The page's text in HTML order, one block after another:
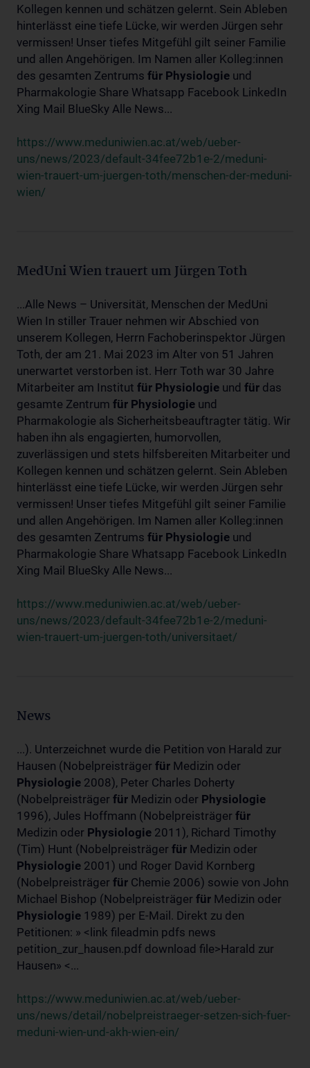
Kollegen kennen und schätzen gelernt. Sein Ableben
hinterlässt eine tiefe Lücke, wir werden Jürgen sehr
vermissen! Unser tiefes Mitgefühl gilt seiner Familie
und allen Angehörigen. Im Namen aller Kolleg:innen
des gesamten Zentrums für Physiologie und
Pharmakologie Share Whatsapp Facebook LinkedIn
Xing Mail BlueSky Alle News...
https://www.meduniwien.ac.at/web/ueber-
uns/news/2023/default-34fee72b1e-2/meduni-
wien-trauert-um-juergen-toth/menschen-der-meduni-
wien/
MedUni Wien trauert um Jürgen Toth
...Alle News – Universität, Menschen der MedUni
Wien In stiller Trauer nehmen wir Abschied von
unserem Kollegen, Herrn Fachoberinspektor Jürgen
Toth, der am 21. Mai 2023 im Alter von 51 Jahren
unerwartet verstorben ist. Herr Toth war 30 Jahre
Mitarbeiter am Institut für Physiologie und für das
gesamte Zentrum für Physiologie und
Pharmakologie als Sicherheitsbeauftragter tätig. Wir
haben ihn als engagierten, humorvollen,
zuverlässigen und stets hilfsbereiten Mitarbeiter und
Kollegen kennen und schätzen gelernt. Sein Ableben
hinterlässt eine tiefe Lücke, wir werden Jürgen sehr
vermissen! Unser tiefes Mitgefühl gilt seiner Familie
und allen Angehörigen. Im Namen aller Kolleg:innen
des gesamten Zentrums für Physiologie und
Pharmakologie Share Whatsapp Facebook LinkedIn
Xing Mail BlueSky Alle News...
https://www.meduniwien.ac.at/web/ueber-
uns/news/2023/default-34fee72b1e-2/meduni-
wien-trauert-um-juergen-toth/universitaet/
News
...). Unterzeichnet wurde die Petition von Harald zur
Hausen (Nobelpreisträger für Medizin oder
Physiologie 2008), Peter Charles Doherty
(Nobelpreisträger für Medizin oder Physiologie
1996), Jules Hoffmann (Nobelpreisträger für
Medizin oder Physiologie 2011), Richard Timothy
(Tim) Hunt (Nobelpreisträger für Medizin oder
Physiologie 2001) und Roger David Kornberg
(Nobelpreisträger für Chemie 2006) sowie von John
Michael Bishop (Nobelpreisträger für Medizin oder
Physiologie 1989) per E-Mail. Direkt zu den
Petitionen: » <link fileadmin pdfs news
petition_zur_hausen.pdf download file>Harald zur
Hausen» <...
https://www.meduniwien.ac.at/web/ueber-
uns/news/detail/nobelpreistraeger-setzen-sich-fuer-
meduni-wien-und-akh-wien-ein/